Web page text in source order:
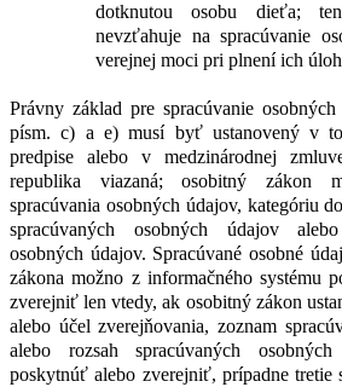
dotknutou osobu dieťa;
nevzťahuje na spracúvanie
verejnej moci pri plnení ich
Právny základ pre spracúvanie
písm. c) a e) musí byť ustanovený v
predpise alebo v medzinárodnej
republika viazaná; osobitný zákon
spracúvania osobných údajov, kategóriu
spracúvaných osobných údajov
osobných údajov. Spracúvané osobné
zákona možno z informačného systému
zverejniť len vtedy, ak osobitný zákon
alebo účel zverejňovania, zoznam
alebo rozsah spracúvaných
poskytnúť alebo zverejniť, prípadne tretie